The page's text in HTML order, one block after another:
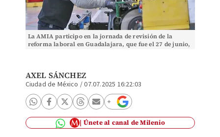
La AMIA participo en la jornada de revisión de la
reforma laboral en Guadalajara, que fue el 27 de junio,
AXEL SÁNCHEZ
Ciudad de México /07.07.2025 16:22:03
Únete al canal de Milenio